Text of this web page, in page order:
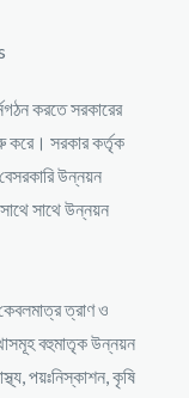
করতে সরকারের
করে। সরকার কর্তৃক
উন্নয়ন
সাথে উন্নয়ন
ত্রাণ ও
বহুমাতৃক উন্নয়ন
পয়ঃনিস্কাশন, কৃষি